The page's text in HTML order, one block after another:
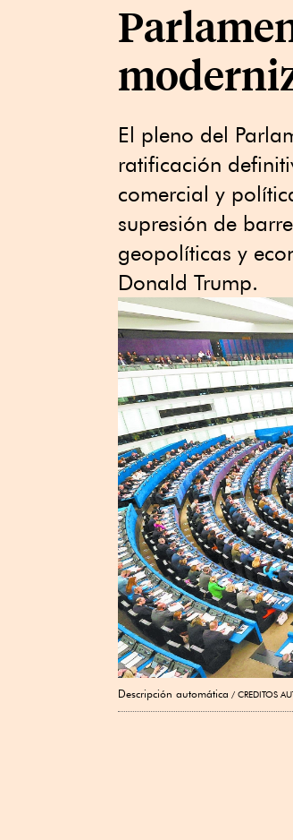
El pleno del
ratificación
comercial y
supresión de
geopolíticas y
Donald Trump.
Descripción automática CREDITOS